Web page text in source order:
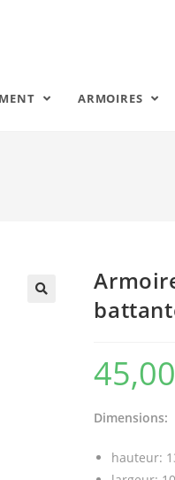
ARMOIRES
45,00
Dimensions:
hauteur: